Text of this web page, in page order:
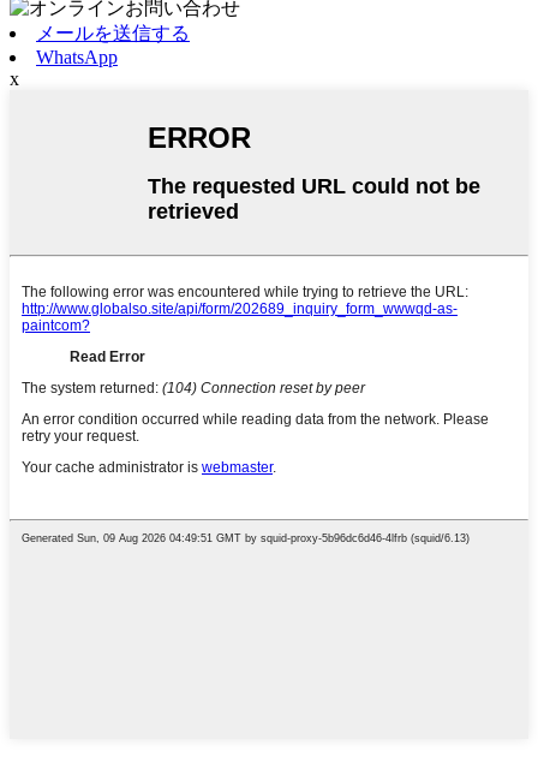
メールを送信する
WhatsApp
x